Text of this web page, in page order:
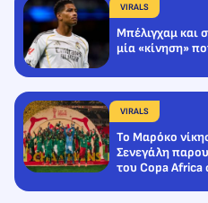
VIRALS
Μπέλιγχαμ και
μία «κίνηση»
VIRALS
Το Μαρόκο
Σενεγάλη
του Copa Africa